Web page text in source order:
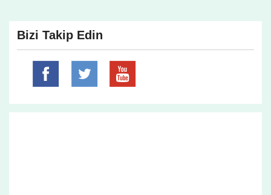
Bizi Takip Edin